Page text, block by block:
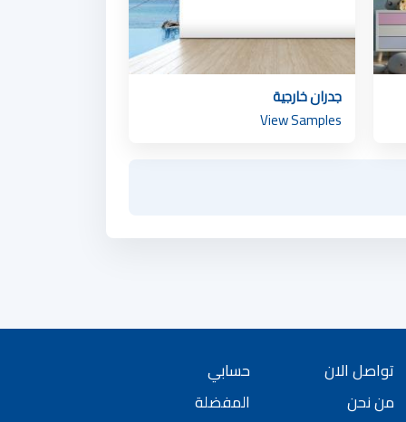
كيوبي.لمسات
كيوبي.لولو
كيوبي.لوشيتانتو
جدران خارجية
View Samples
تواصل الان
من نحن
حسابي
المفضلة